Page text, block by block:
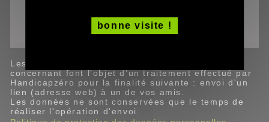
Les données personnelles recueillies vous
concernant font l’objet d’un traitement effectué par
Handicapzéro pour la finalité suivante : envoi d'un
lien (adresse web) à un de vos amis.
Les données ne sont conservées que le temps de
réaliser l'opération d'envoi.
bonne visite !